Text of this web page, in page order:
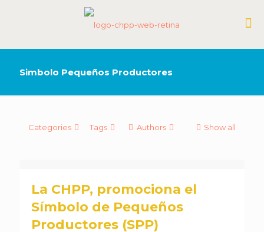
Simbolo Pequeños Productores
Categories Tags Authors Show all
La CHPP, promociona el
Símbolo de Pequeños
Productores (SPP)